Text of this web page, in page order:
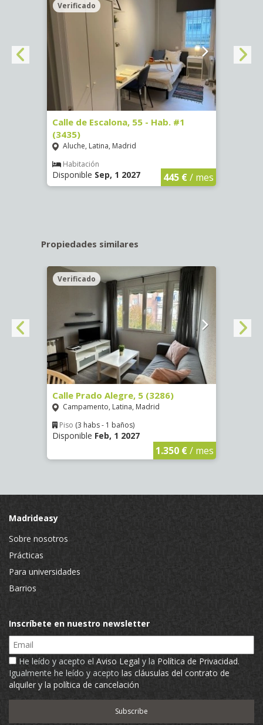
Verificado
Calle de Escalona, 55 - Hab. #1
(3435)
Aluche, Latina, Madrid
Habitación
Disponible Sep, 1 2027 445 €/ mes
Propiedades similares
Verificado
Calle Prado Alegre, 5 (3286)
Campamento, Latina, Madrid
Piso (3 habs - 1 baños)
Disponible Feb, 1 2027
1.350 €/ mes
Madrideasy
Sobre nosotros
Prácticas
Para universidades
Barrios
Inscríbete en nuestro newsletter
Email
He leído y acepto el Aviso Legal y la Política de Privacidad.
Igualmente he leído y acepto las cláusulas del contrato de
alquiler y la política de cancelación